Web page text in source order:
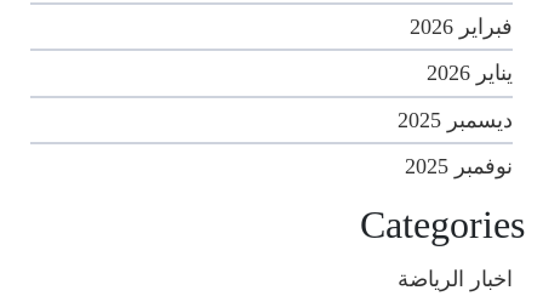
فبراير 2026
يناير 2026
ديسمبر 2025
نوفمبر 2025
Categories
اخبار الرياضة